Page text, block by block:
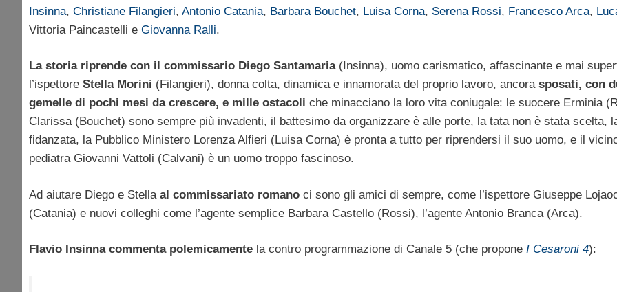
Insinna, Christiane Filangieri, Antonio Catania, Barbara Bouchet, Luisa Corna, Serena Rossi, Francesco Arca,
Vittoria Paincastelli e Giovanna Ralli.
La storia riprende con il commissario Diego Santamaria (Insinna), uomo carismatico, affascinante e mai
l’ispettore Stella Morini (Filangieri), donna colta, dinamica e innamorata del proprio lavoro, ancorasposati, con
gemelle di pochi mesi da crescere, e mille ostacoli che minacciano la loro vita coniugale: le suocere Erminia
Clarissa (Bouchet) sono sempre più invadenti, il battesimo da organizzare è alle porte, la tata non è stata scelta,
fidanzata, la Pubblico Ministero Lorenza Alfieri (Luisa Corna) è pronta a tutto per riprendersi il suo uomo, e il
pediatra Giovanni Vattoli (Calvani) è un uomo troppo fascinoso.
Ad aiutare Diego e Stella al commissariato romano ci sono gli amici di sempre, come l’ispettore Giuseppe
(Catania) e nuovi colleghi come l’agente semplice Barbara Castello (Rossi), l’agente Antonio Branca (Arca).
Flavio Insinna commenta polemicamente la contro programmazione di Canale 5 (che propone I Cesaroni 4):